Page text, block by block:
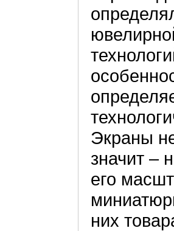
Экраны
значит –
его
них